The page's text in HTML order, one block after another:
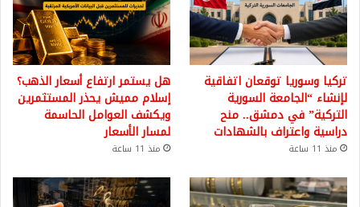
تركيا وسوريا توقعان اتفاقية
لإنشاء “الجامعة السورية
التركية” في دمشق.. منح
دراسية واعتراف بالشهادات
منذ 11 ساعة
هل يستمر ارتفاع أسعار الذهب؟
إسلام مميش يحذر المستثمرين
ويكشف العوامل الحاسمة
لمسار الأسعار
منذ 11 ساعة